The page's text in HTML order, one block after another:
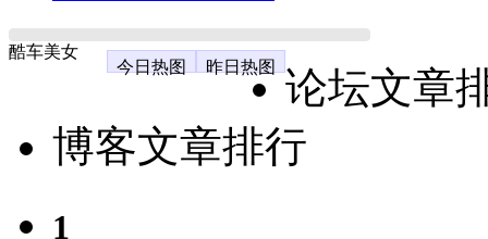
酷车美女
今日热图
昨日热图
论坛文章
博客文章排行
1